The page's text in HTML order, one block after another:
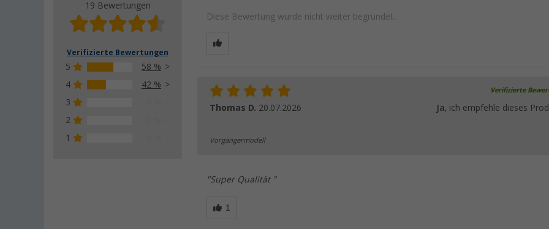
19 Bewertungen
Verifizierte Bewertungen
5
58 %
4
42 %
3
2
1
Diese Bewertung wurde nicht weiter begründet.
Verifizierte
Thomas D. 20.07.2026 Ja, ich empfehle dieses
Vorgängermodell
"Super Qualität "